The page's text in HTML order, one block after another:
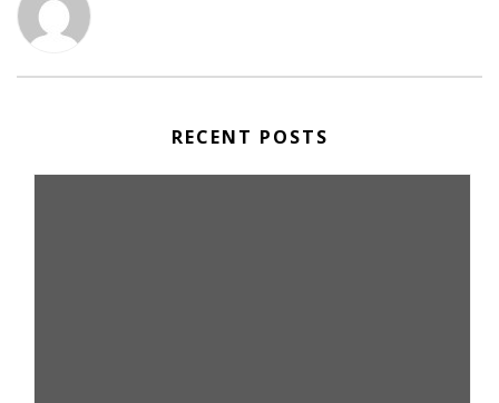
RECENT POSTS